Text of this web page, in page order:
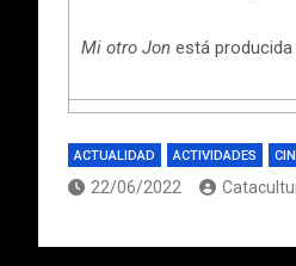
Mi otro Jon está producida
ACTUALIDAD ACTIVIDADES
22/06/2022